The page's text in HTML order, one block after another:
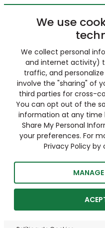
We use
We collect personal
and internet activity)
traffic, and
involve the "sharing" of
third parties for cross-
You can opt out of the
information at any time
Share My Personal
your preferences. For
Privacy Policy by
MANAGE